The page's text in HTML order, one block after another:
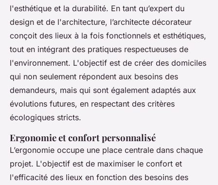
l'esthétique et la durabilité. En tant qu’expert du
design et de l'architecture, l’architecte décorateur
conçoit des lieux à la fois fonctionnels et esthétiques,
tout en intégrant des pratiques respectueuses de
l'environnement. L'objectif est de créer des domiciles
qui non seulement répondent aux besoins des
demandeurs, mais qui sont également adaptés aux
évolutions futures, en respectant des critères
écologiques stricts.
Ergonomie et confort personnalisé
L’ergonomie occupe une place centrale dans chaque
projet. L'objectif est de maximiser le confort et
l'efficacité des lieux en fonction des besoins des